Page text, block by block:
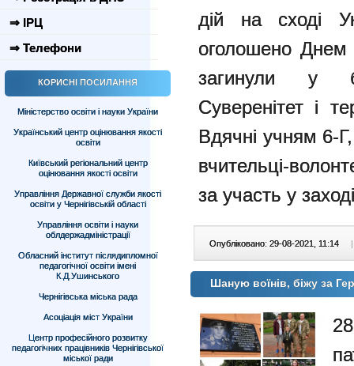
⇒ ІРЦ
⇒ Телефони
КОРИСНІ ПОСИЛАННЯ
Міністерство освіти і науки України
Український центр оцінювання якості
освіти
Київський регіональний центр
оцінювання якості освіти
Управління Державної служби якості
освіти у Чернігівській області
Управління освіти і науки
облдержадміністрації
Обласний інститут післядипломної
педагогічної освіти імені
К.Д.Ушинського
Чернігівська міська рада
Асоціація міст України
Центр професійного розвитку
педагогічних працівників Чернігівської
міської ради
дій на сході
оголошено Днем
загинули у
Суверенітет і
Вдячні учням 6-
вчительці-
за участь у
Опубліковано: 29-08-2021, 11:14 |
Шаную воїнів, біжу за